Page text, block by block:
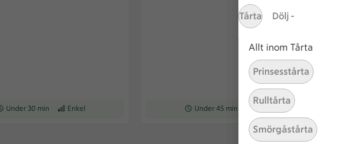
Tårta Dölj -
Allt inom Tårta
Prinsesstårta
Rulltårta
Smörgåstårta
tar Under 30 min att tillaga
Under 30 min Receptet har Enkel svårighetsgrad
Enkel Receptet tar Under 45 min att tillaga
Under 45 min Receptet har Medel svårighetsgrad